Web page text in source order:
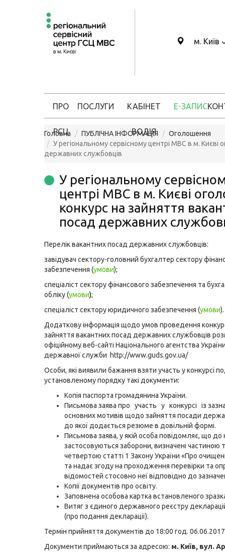
м. Київ
ПРО
РСЦ
ПОСЛУГИ КАБІНЕТ
ВОДІЯ
Е-ЗАПИС
Головна ПУБЛІЧНА ІНФОРМАЦІЯ
Оголошення
У регіональному сервісному центрі МВС в м.
державних службовців
У регіональному
центрі МВС в м. Києві
конкурс на зайняття
посад державних
Перелік вакантних посад державних службовців:
завідувач сектору-головний бухгалтер сектору
забезпечення (умови);
спеціаліст сектору фінансового забезпечення та
обліку (умови);
спеціаліст сектору юридичного забезпечення (умови).
Додаткову інформація щодо умов проведення
зайняття вакантних посад державних службовців
офіційному веб-сайті Національного агентства
державної служби http://www.guds.gov.ua/
Особи, які виявили бажання взяти участь у конкурсі
установленому порядку такі документи:
Копія паспорта громадянина України.
Письмова заява про участь у конкурсі із
основних мотивів щодо зайняття посади
до якої додається резюме в довільній формі.
Письмова заява, у якій особа повідомляє, що до
застосовуються заборони, визначені частиною
четвертою статті 1 Закону України «Про
та надає згоду на проходження перевірки та
відомостей стосовно неї відповідно до
Копії документів про освіту.
Заповнена особова картка встановленого
Витяг з єдиного державного реєстру
(про подання декларації).
Термін прийняття документів до 18:00 год.
Документи приймаються за адресою: м. Київ, вул.